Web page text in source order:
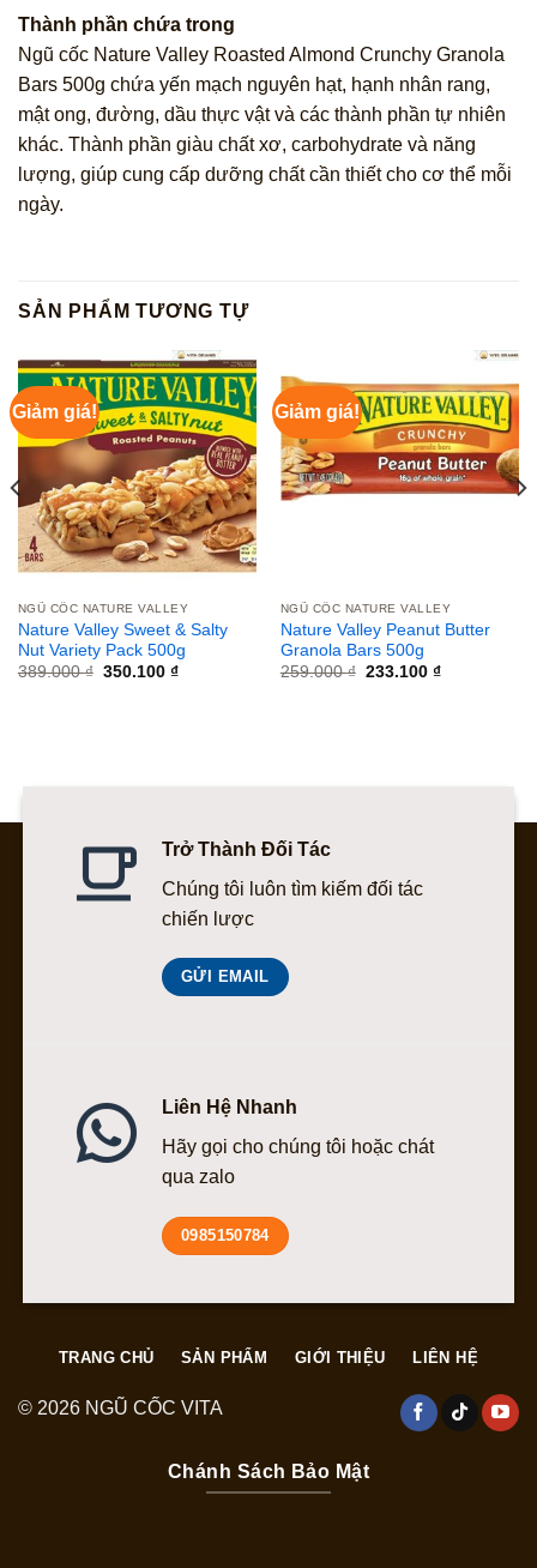
Thành phần chứa trong
Ngũ cốc Nature Valley Roasted Almond Crunchy Granola
Bars 500g chứa yến mạch nguyên hạt, hạnh nhân rang,
mật ong, đường, dầu thực vật và các thành phần tự nhiên
khác. Thành phần giàu chất xơ, carbohydrate và năng
lượng, giúp cung cấp dưỡng chất cần thiết cho cơ thể mỗi
ngày.
SẢN PHẨM TƯƠNG TỰ
Giảm giá!
NGŨ CỐC NATURE VALLEY
Nature Valley Sweet & Salty
Nut Variety Pack 500g
389.000₫ Giá
350.100 ₫Giá
Giảm giá!
NGŨ CỐC NATURE VALLEY
Nature Valley Peanut Butter
Granola Bars 500g
259.000₫ Giá
233.100 ₫Giá
Trở Thành Đối Tác
Chúng tôi luôn tìm kiếm đối tác
chiến lược
GỬI EMAIL
Liên Hệ Nhanh
Hãy gọi cho chúng tôi hoặc chát
qua zalo
0985150784
© 2026 NGŨ CỐC VITA
TRANG CHỦ SẢN PHẨM GIỚI THIỆU LIÊN HỆ
Chánh Sách Bảo Mật